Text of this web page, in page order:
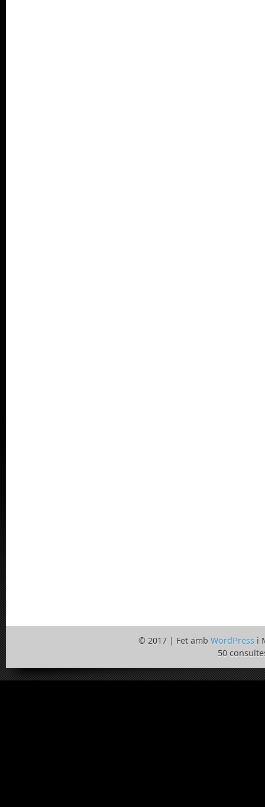
© 2017 | Fet amb WordPress i
50